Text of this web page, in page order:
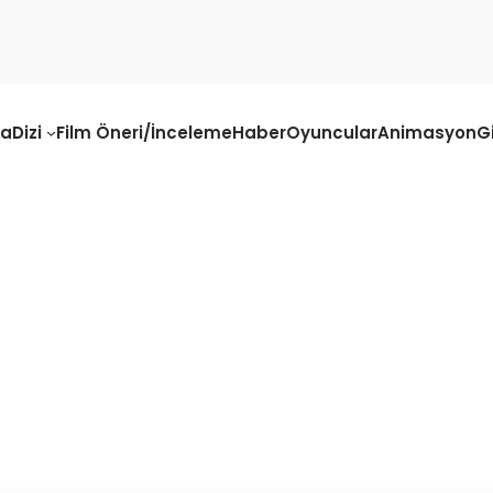
Dizi Film Öneri/İncelemeHaberOyuncularAnimasyon